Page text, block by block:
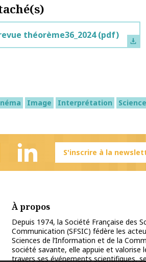
théorème36_2024(pdf)
Image Interprétation
S'inscrire à la
À propos
Depuis 1974, la Société Française des
Communication (SFSIC) fédère les
Sciences de l’Information et de la
société savante, elle appuie et
travers ses événements scientifiques,